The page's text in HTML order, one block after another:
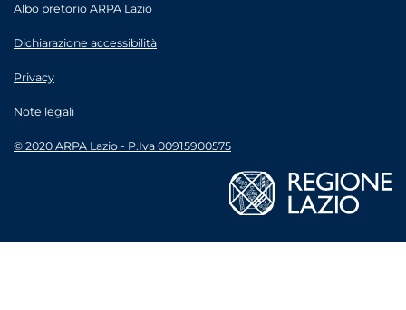
Albo pretorio ARPA Lazio
Dichiarazione accessibilità
Privacy
Note legali
© 2020 ARPA Lazio - P.Iva 00915900575